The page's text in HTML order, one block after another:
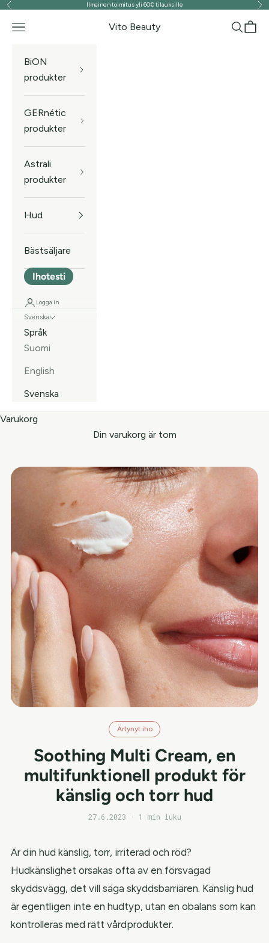
Hoppa till innehållet
Föregående Ilmainen toimitus yli 60€ tilauksille
Vito Beauty
Meny Sök
BiON
produkter
GERnétic
produkter
Astrali
produkter
Hud
Bästsäljare
Ihotesti
Logga in
Svenska
Språk
Suomi
English
Svenska
Varukorg
Din varukorg är tom
Ärtynyt iho
Soothing Multi Cream, en
multifunktionell produkt för
känslig och torr hud
27.6.2023 · 1 min luku
Är din hud känslig, torr, irriterad och röd?
Hudkänslighet orsakas ofta av en försvagad
skyddsvägg, det vill säga skyddsbarriären. Känslig hud
är egentligen inte en hudtyp, utan en obalans som kan
kontrolleras med rätt vårdprodukter.